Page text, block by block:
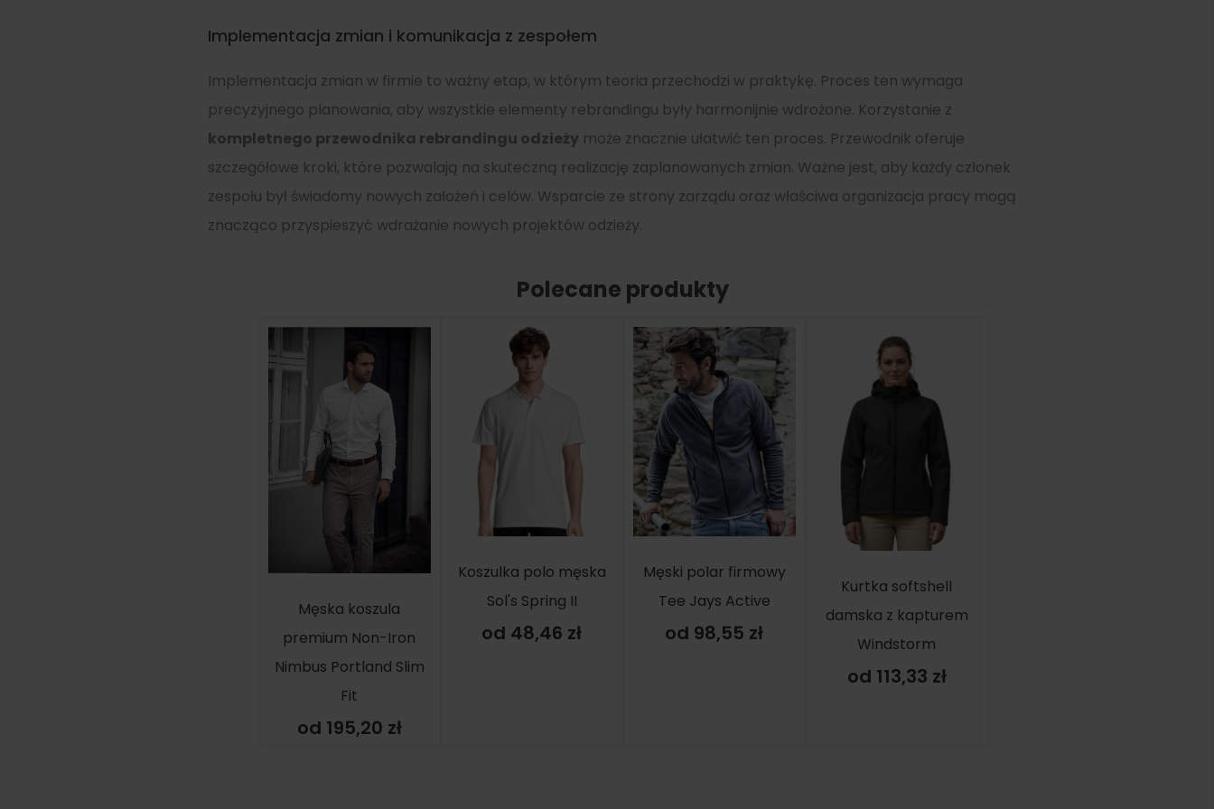
Implementacja zmian i komunikacja z zespołem
Implementacja zmian w firmie to ważny etap, w którym teoria przechodzi w praktykę. Proces ten wymaga
precyzyjnego planowania, aby wszystkie elementy rebrandingu były harmonijnie wdrożone. Korzystanie z
kompletnego przewodnika rebrandingu odzieżymoże znacznie ułatwić ten proces. Przewodnik oferuje
szczegółowe kroki, które pozwalają na skuteczną realizację zaplanowanych zmian. Ważne jest, aby każdy członek
zespołu był świadomy nowych założeń i celów. Wsparcie ze strony zarządu oraz właściwa organizacja pracy mogą
znacząco przyspieszyć wdrażanie nowych projektów odzieży.
Polecane produkty
Męska koszula
premium Non-Iron
Nimbus Portland Slim
Fit
od 195,20 zł
Koszulka polo męska
Sol's Spring II
od 48,46 zł
Męski polar firmowy
Tee Jays Active
od 98,55 zł
Kurtka softshell
damska z kapturem
Windstorm
od 113,33 zł